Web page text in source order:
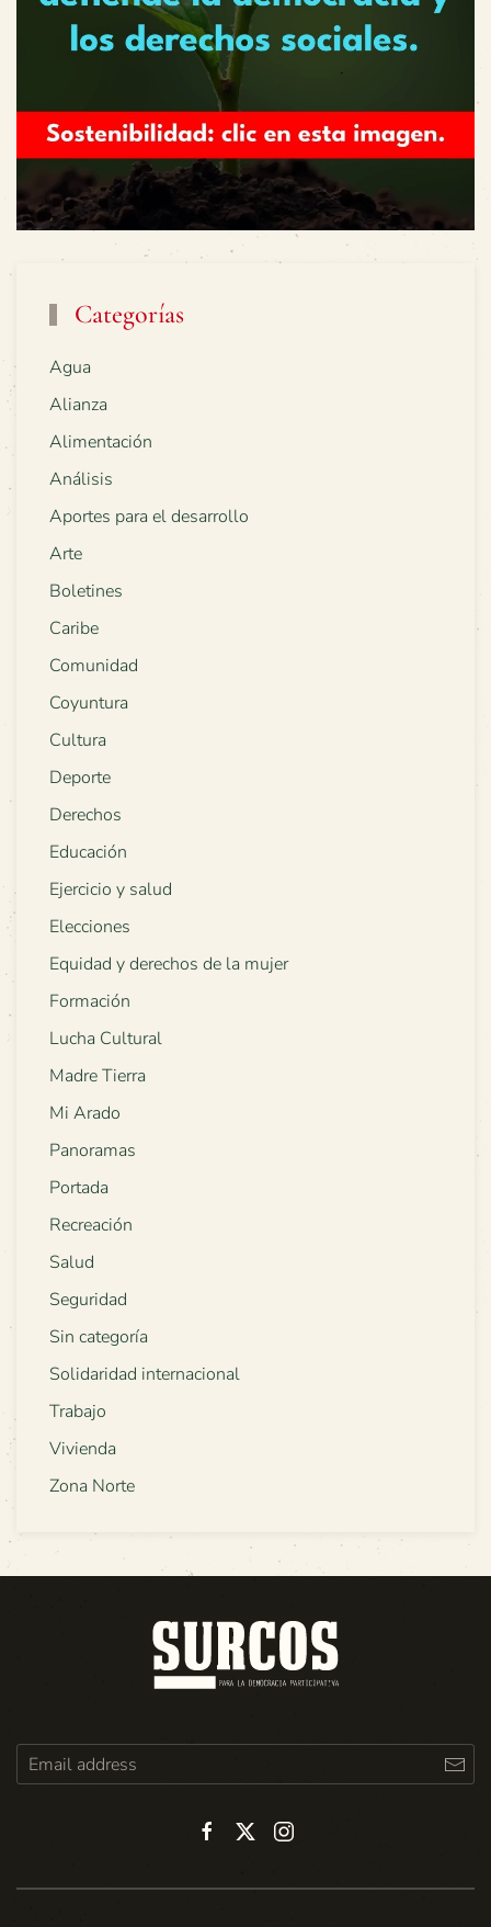
Categorías
Agua
Alianza
Alimentación
Análisis
Aportes para el desarrollo
Arte
Boletines
Caribe
Comunidad
Coyuntura
Cultura
Deporte
Derechos
Educación
Ejercicio y salud
Elecciones
Equidad y derechos de la mujer
Formación
Lucha Cultural
Madre Tierra
Mi Arado
Panoramas
Portada
Recreación
Salud
Seguridad
Sin categoría
Solidaridad internacional
Trabajo
Vivienda
Zona Norte